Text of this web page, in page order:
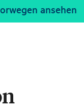
verbindet
dem Valldal in
ansehen